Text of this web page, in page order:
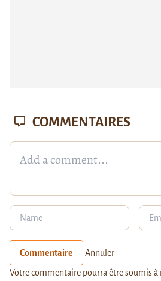
COMMENTAIRES
Commentaire Annuler
Votre commentaire pourra être soumis à